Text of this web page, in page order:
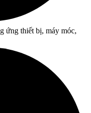
ứng thiết bị, máy móc,